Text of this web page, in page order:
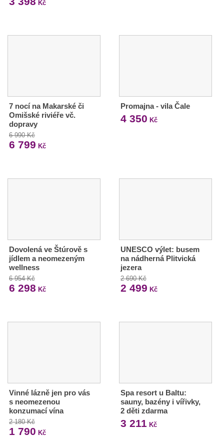
Kč
7 nocí na Makarské či
Omišské riviéře vč.
dopravy
6 990 Kč
6 799 Kč
Promajna - vila Čale
4 350 Kč
Dovolená ve Štúrově s
jídlem a neomezeným
wellness
6 954 Kč
6 298 Kč
UNESCO výlet: busem
na nádherná Plitvická
jezera
2 690 Kč
2 499 Kč
Vinné lázně jen pro vás
s neomezenou
konzumací vína
2 180 Kč
1 790 Kč
Spa resort u Baltu:
sauny, bazény i vířivky,
2 děti zdarma
3 211 Kč